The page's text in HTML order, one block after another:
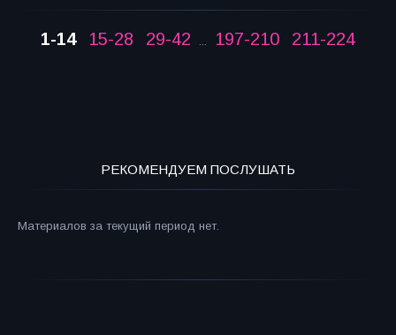
1-14 15-28 29-42 ... 197-210 211-224
РЕКОМЕНДУЕМ ПОСЛУШАТЬ
Материалов за текущий период нет.